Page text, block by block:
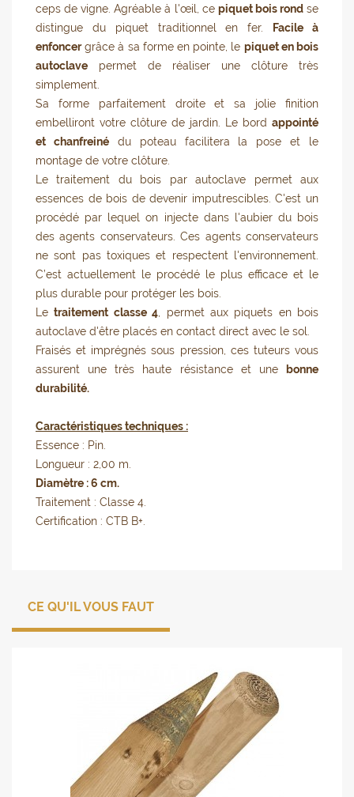
ceps de vigne. Agréable à l'œil, ce piquet bois rondse
distingue du piquet traditionnel en fer.
Facile à
enfoncergrâce à sa forme en pointe, le piquet en bois
autoclave permet de réaliser une clôture très
simplement.
Sa forme parfaitement droite et sa jolie finition
embelliront votre clôture de jardin. Le bord appointé
et chanfreinédu poteau facilitera la pose et le
montage de votre clôture.
Le traitement du bois par autoclave permet aux
essences de bois de devenir imputrescibles. C'est un
procédé par lequel on injecte dans l'aubier du bois
des agents conservateurs. Ces agents conservateurs
ne sont pas toxiques et respectent l'environnement.
C’est actuellement le procédé le plus efficace et le
plus durable pour protéger les bois.
Letraitement classe 4 , permet aux piquets en bois
autoclave d'être placés en contact direct avec le sol.
Fraisés et imprégnés sous pression, ces tuteurs vous
assurent une très haute résistance et une
bonne
durabilité.
Caractéristiques techniques :
Essence : Pin.
Longueur : 2,00 m.
Diamètre : 6 cm.
Traitement : Classe 4.
Certification : CTB B+.
CE QU'IL VOUS FAUT